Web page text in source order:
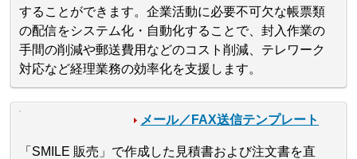
することができます。企業活動に必要不可欠な帳票類
の配信をシステム化・自動化することで、封入作業の
手間の削減や郵送費用などのコスト削減、テレワーク
対応など経理業務の効率化を支援します。
メール／FAX送信テンプレート
「SMILE 販売」で作成した見積書および注文書を直